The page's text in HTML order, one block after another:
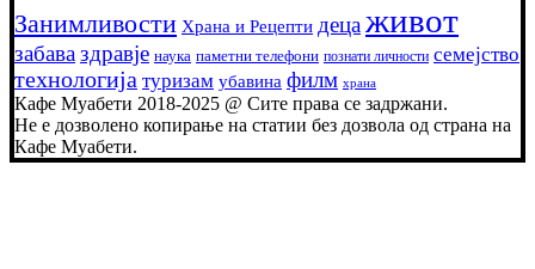
Занимливости Храна и Рецепти децаживот
забава здравје наука паметни телефони познати личности семејство
технологија туризам убавина филм храна
Кафе Муабети 2018-2025 @ Сите права се задржани.
Не е дозволено копирање на статии без дозвола од страна на
Кафе Муабети.